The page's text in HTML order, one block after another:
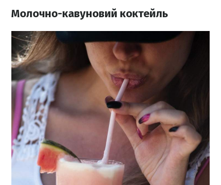
Молочно-кавуновий коктейль